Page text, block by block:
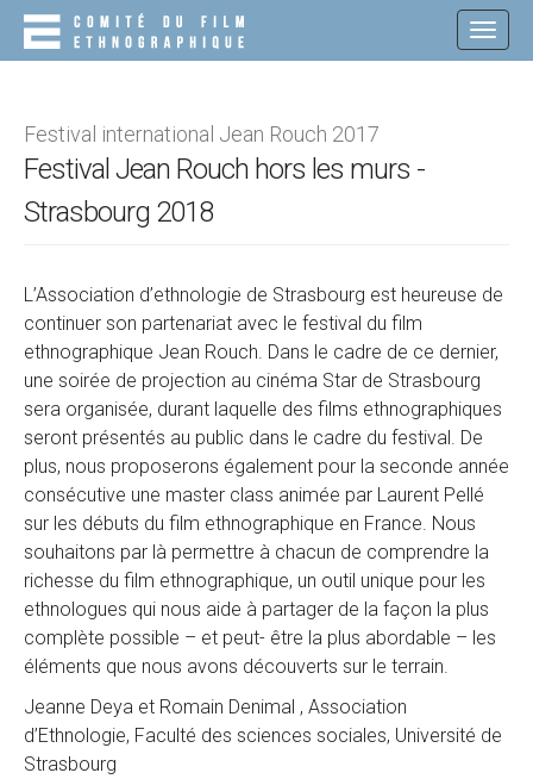
Festival international Jean Rouch 2017
Festival Jean Rouch hors les murs -
Strasbourg 2018
L’Association d’ethnologie de Strasbourg est heureuse de
continuer son partenariat avec le festival du film
ethnographique Jean Rouch. Dans le cadre de ce dernier,
une soirée de projection au cinéma Star de Strasbourg
sera organisée, durant laquelle des films ethnographiques
seront présentés au public dans le cadre du festival. De
plus, nous proposerons également pour la seconde année
consécutive une master class animée par Laurent Pellé
sur les débuts du film ethnographique en France. Nous
souhaitons par là permettre à chacun de comprendre la
richesse du film ethnographique, un outil unique pour les
ethnologues qui nous aide à partager de la façon la plus
complète possible – et peut- être la plus abordable – les
éléments que nous avons découverts sur le terrain.
Jeanne Deya et Romain Denimal , Association
d’Ethnologie, Faculté des sciences sociales, Université de
Strasbourg